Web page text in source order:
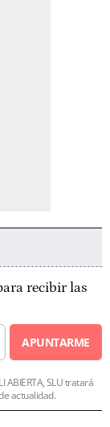
recibir las
APUNTARME
ABIERTA, SLU tratará
actualidad.